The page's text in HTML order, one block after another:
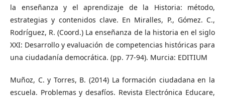
la enseñanza y el aprendizaje de la Historia: método,
estrategias y contenidos clave. En Miralles, P., Gómez. C.,
Rodríguez, R. (Coord.) La enseñanza de la historia en el siglo
XXI: Desarrollo y evaluación de competencias históricas para
una ciudadanía democrática. (pp. 77-94). Murcia: EDITIUM
Muñoz, C. y Torres, B. (2014) La formación ciudadana en la
escuela. Problemas y desafíos. Revista Electrónica Educare,